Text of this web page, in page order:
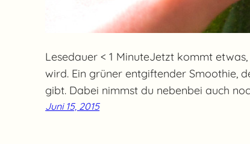
Lesedauer < 1 MinuteJetzt kommt
wird. Ein grüner entgiftender Smoothie,
gibt. Dabei nimmst du nebenbei auch
Juni 15, 2015